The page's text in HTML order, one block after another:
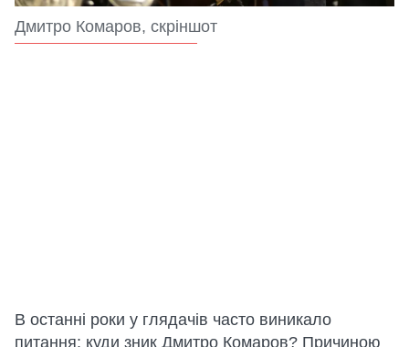
Дмитро Комаров, скріншот
В останні роки у глядачів часто виникало
питання: куди зник Дмитро Комаров? Причиною